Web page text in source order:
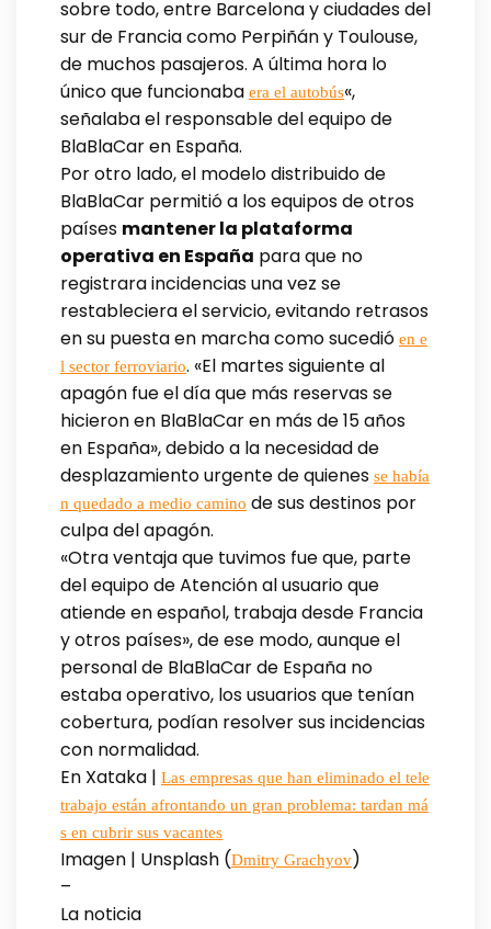
sobre todo, entre Barcelona y ciudades del
sur de Francia como Perpiñán y Toulouse,
de muchos pasajeros. A última hora lo
único que funcionaba era el autobús«,
señalaba el responsable del equipo de
BlaBlaCar en España.
Por otro lado, el modelo distribuido de
BlaBlaCar permitió a los equipos de otros
países mantener la plataforma
operativa en España para que no
registrara incidencias una vez se
restableciera el servicio, evitando retrasos
en su puesta en marcha como sucedió en e
l sector ferroviario. «El martes siguiente al
apagón fue el día que más reservas se
hicieron en BlaBlaCar en más de 15 años
en España», debido a la necesidad de
desplazamiento urgente de quienes se había
n quedado a medio camino de sus destinos por
culpa del apagón.
«Otra ventaja que tuvimos fue que, parte
del equipo de Atención al usuario que
atiende en español, trabaja desde Francia
y otros países», de ese modo, aunque el
personal de BlaBlaCar de España no
estaba operativo, los usuarios que tenían
cobertura, podían resolver sus incidencias
con normalidad.
En Xataka | Las empresas que han eliminado el tele
trabajo están afrontando un gran problema: tardan má
s en cubrir sus vacantes
Imagen | Unsplash (Dmitry Grachyov)
–
La noticia